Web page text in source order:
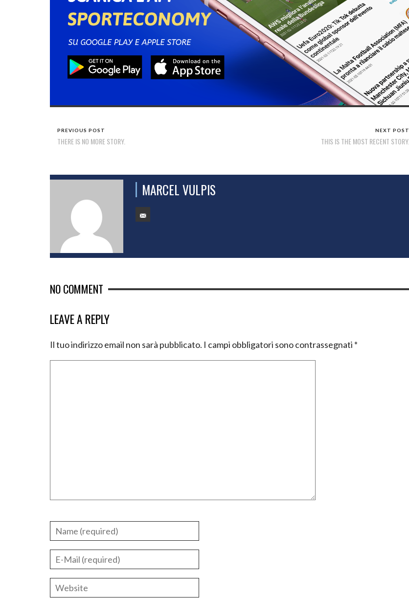
PREVIOUS POST
THERE IS NO MORE STORY.
NEXT POST
THIS IS THE MOST RECENT STORY.
MARCEL VULPIS
NO COMMENT
LEAVE A REPLY
Il tuo indirizzo email non sarà pubblicato. I campi obbligatori sono contrassegnati *